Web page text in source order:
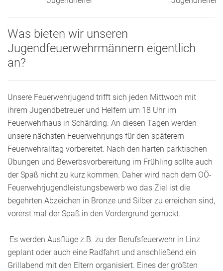
Was bieten wir unseren
Jugendfeuerwehrmännern eigentlich
an?
Unsere Feuerwehrjugend trifft sich jeden Mittwoch mit
ihrem Jugendbetreuer und Helfern um 18 Uhr im
Feuerwehrhaus in Schärding. An diesen Tagen werden
unsere nächsten Feuerwehrjungs für den späterern
Feuerwehralltag vorbereitet. Nach den harten parktischen
Übungen und Bewerbsvorbereitung im Frühling sollte auch
der Spaß nicht zu kurz kommen. Daher wird nach dem OÖ-
Feuerwehrjugendleistungsbewerb wo das Ziel ist die
begehrten Abzeichen in Bronze und Silber zu erreichen sind,
vorerst mal der Spaß in den Vordergrund gerrückt.
Es werden Ausflüge z.B. zu der Berufsfeuerwehr in Linz
geplant oder auch eine Radfahrt und anschließend ein
Grillabend mit den Eltern organisiert. Eines der größten